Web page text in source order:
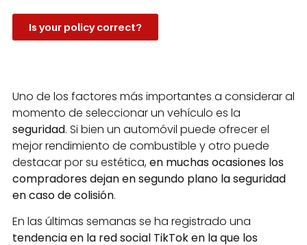
Is your policy correct?
Uno de los factores más importantes a considerar al
momento de seleccionar un vehículo es la
seguridad. Si bien un automóvil puede ofrecer el
mejor rendimiento de combustible y otro puede
destacar por su estética,en muchas ocasiones los
compradores dejan en segundo plano la seguridad
en caso de colisión.
En las últimas semanas se ha registrado una
tendencia en la red social TikTok en la que los